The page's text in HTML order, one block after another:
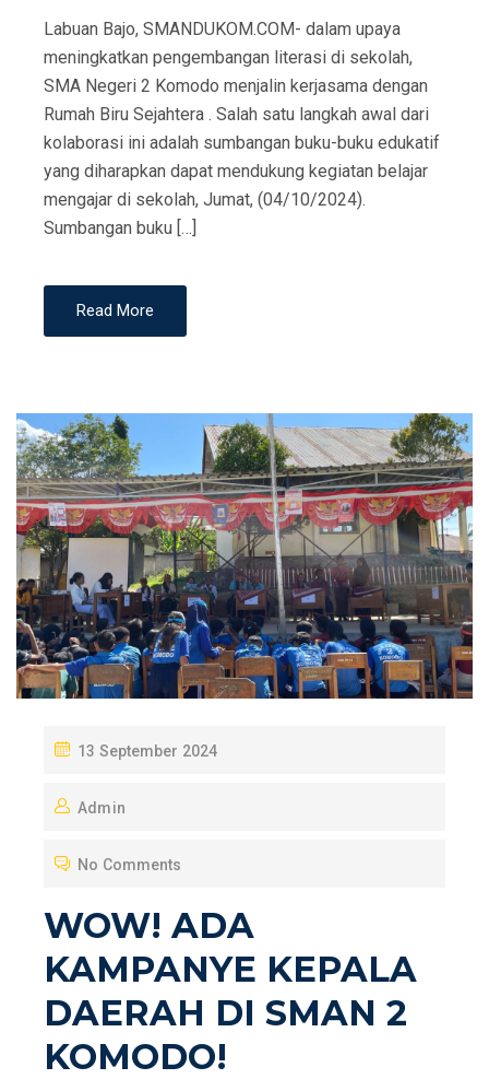
Labuan Bajo, SMANDUKOM.COM- dalam upaya
meningkatkan pengembangan literasi di sekolah,
SMA Negeri 2 Komodo menjalin kerjasama dengan
Rumah Biru Sejahtera . Salah satu langkah awal dari
kolaborasi ini adalah sumbangan buku-buku edukatif
yang diharapkan dapat mendukung kegiatan belajar
mengajar di sekolah, Jumat, (04/10/2024).
Sumbangan buku […]
Read More
P
S
E
O
N
13 September 2024
Admin
No Comments
WOW! ADA
KAMPANYE KEPALA
DAERAH DI SMAN 2
KOMODO!